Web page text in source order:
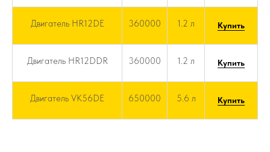
Двигатель HR12DE 360000 1.2 л Купить
Двигатель HR12DDR 360000 1.2 л Купить
Двигатель VK56DE 650000 5.6 л Купить